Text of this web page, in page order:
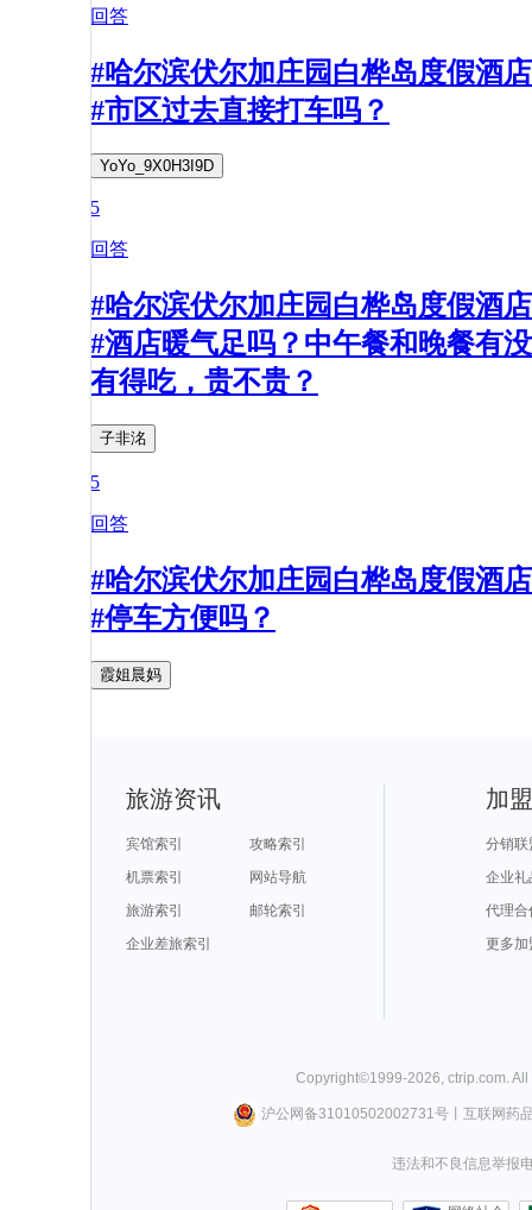
回答
#哈尔滨伏尔加庄园白桦岛度假酒店
#市区过去直接打车吗？
YoYo_9X0H3I9D
5
回答
#哈尔滨伏尔加庄园白桦岛度假酒店
#酒店暖气足吗？中午餐和晚餐有没
有得吃，贵不贵？
子非洺
5
回答
#哈尔滨伏尔加庄园白桦岛度假酒店
#停车方便吗？
霞姐晨妈
旅游资讯
宾馆索引
攻略索引
机票索引
网站导航
旅游索引
邮轮索引
企业差旅索引
加
分销联
企业礼
代理合
更多加
Copyright©1999-2026, ctrip.com.
沪公网备31010502002731号丨 互联网药
违法和不良信息举报